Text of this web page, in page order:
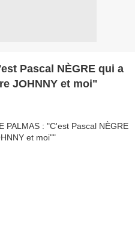
Pascal NÈGRE qui a
JOHNNY et moi"